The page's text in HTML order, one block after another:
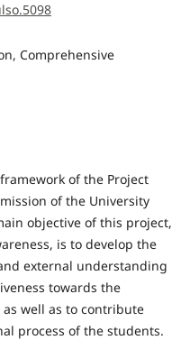
Comprehensive
of the Project
of the University
objective of this project,
is to develop the
external understanding
towards the
well as to contribute
process of the students.